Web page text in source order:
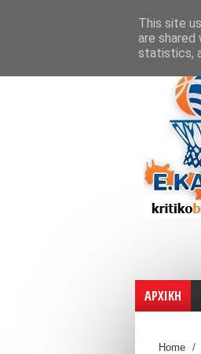
ΑΡΧΙΚΗ
Home /
This site
are
statistics,